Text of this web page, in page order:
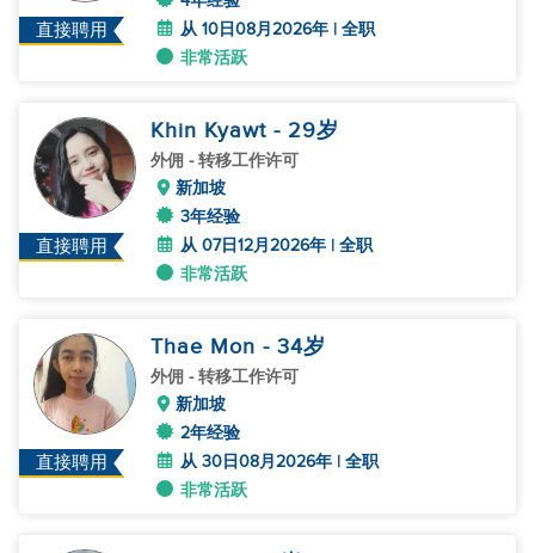
直接聘用
从 10日08月2026年 | 全职
非常活跃
直接聘用
Khin Kyawt - 29岁
外佣 - 转移工作许可
新加坡
3年经验
从 07日12月2026年 | 全职
非常活跃
直接聘用
Thae Mon - 34岁
外佣 - 转移工作许可
新加坡
2年经验
从 30日08月2026年 | 全职
非常活跃